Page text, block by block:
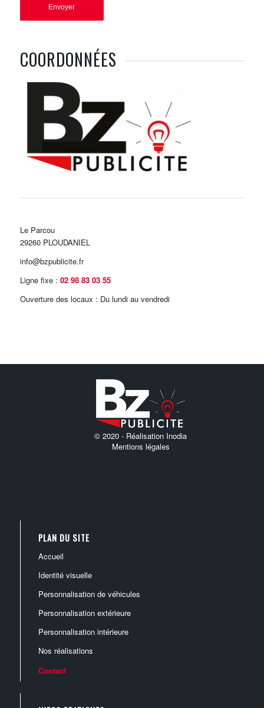
COORDONNÉES
Le Parcou
29260 PLOUDANIEL
info@bzpublicite.fr
Ligne fixe : 02 98 83 03 55
Ouverture des locaux : Du lundi au vendredi
© 2020 - Réalisation Inodia
Mentions légales
PLAN DU SITE
accueil
identité visuelle
création ou modernisation de logo
charte graphique
supports de communication
personnalisation de véhicules
marquage de véhicules légers
marquage de camions
marquage de flottes de véhicules
personnalisation extérieure
enseignes
panneaux publicitaires
personnalisation intérieure
décoration intérieure
nos réalisations
contact